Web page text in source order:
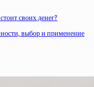
своих денег?
выбор и применение